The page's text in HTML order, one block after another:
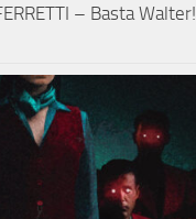
– Basta Walter!